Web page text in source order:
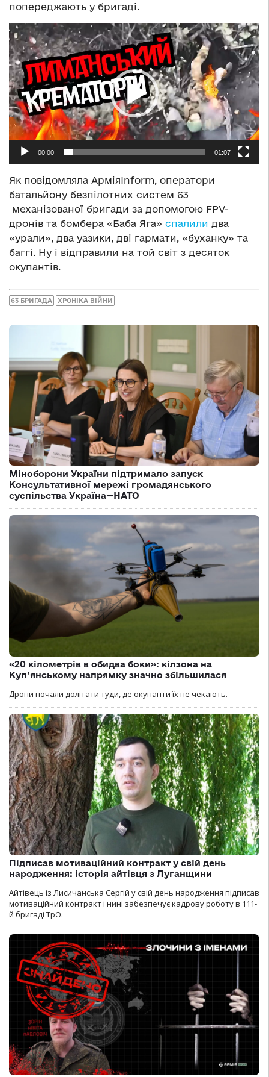
попереджають у бригаді.
Відеопрогравач
00:00 01:07
Як повідомляла АрміяInform, оператори
батальйону безпілотних систем 63
механізованої бригади за допомогою FPV-
дронів та бомбера «Баба Яга» спалили два
«урали», два уазики, дві гармати, «буханку» та
баггі. Ну і відправили на той світ з десяток
окупантів.
63 БРИГАДА ХРОНІКА ВІЙНИ
Міноборони України підтримало запуск
Консультативної мережі громадянського
суспільства Україна—НАТО
«20 кілометрів в обидва боки»: кілзона на
Куп’янському напрямку значно збільшилася
Дрони почали долітати туди, де окупанти їх не чекають.
Підписав мотиваційний контракт у свій день
народження: історія айтівця з Луганщини
Айтівець із Лисичанська Сергій у свій день народження підписав
мотиваційний контракт і нині забезпечує кадрову роботу в 111-
й бригаді ТрО.